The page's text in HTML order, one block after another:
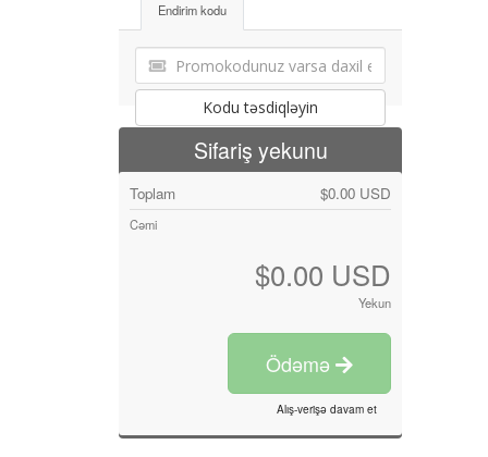
Endirim kodu
Kodu təsdiqləyin
Sifariş yekunu
Toplam $0.00 USD
Cəmi
$0.00 USD
Yekun
Ödəmə
Alış-verişə davam et